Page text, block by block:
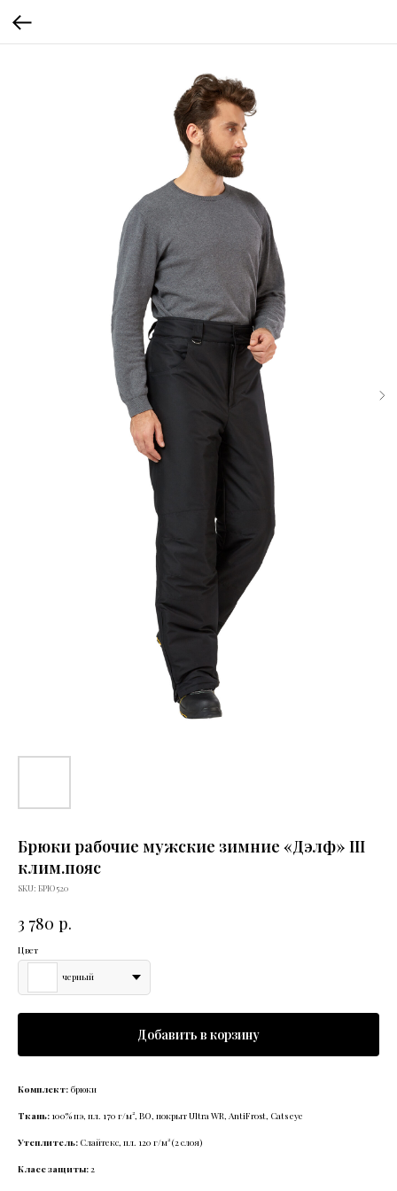
Брюки рабочие мужские зимние «Дэлф» III
клим.пояс
SKU: БРЮ520
3 780 р.
Цвет
черный
Добавить в корзину
Комплект: брюки
Ткань: 100% пэ, пл. 170 г/м², ВО, покрыт Ultra WR, AntiFrost, Cats eye
Утеплитель: Слайтекс, пл. 120 г/м² (2 слоя)
Класс защиты:2